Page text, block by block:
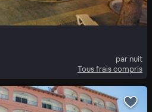
par nuit
Tous frais compris